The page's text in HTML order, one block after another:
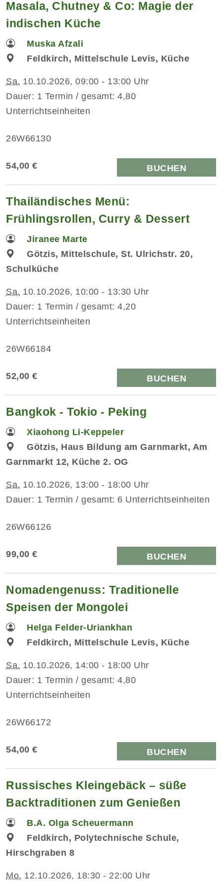
Masala, Chutney & Co: Magie der
indischen Küche
Muska Afzali
Feldkirch, Mittelschule Levis, Küche
Sa. 10.10.2026, 09:00 - 13:00 Uhr
Dauer: 1 Termin / gesamt: 4,80
Unterrichtseinheiten
26W66130
54,00 € BUCHEN
Thailändisches Menü:
Frühlingsrollen, Curry & Dessert
Jiranee Marte
Götzis, Mittelschule, St. Ulrichstr. 20,
Schulküche
Sa. 10.10.2026, 10:00 - 13:30 Uhr
Dauer: 1 Termin / gesamt: 4,20
Unterrichtseinheiten
26W66184
52,00 € BUCHEN
Bangkok - Tokio - Peking
Xiaohong Li-Keppeler
Götzis, Haus Bildung am Garnmarkt, Am
Garnmarkt 12, Küche 2. OG
Sa. 10.10.2026, 13:00 - 18:00 Uhr
Dauer: 1 Termin / gesamt: 6 Unterrichtseinheiten
26W66126
99,00 € BUCHEN
Nomadengenuss: Traditionelle
Speisen der Mongolei
Helga Felder-Uriankhan
Feldkirch, Mittelschule Levis, Küche
Sa. 10.10.2026, 14:00 - 18:00 Uhr
Dauer: 1 Termin / gesamt: 4,80
Unterrichtseinheiten
26W66172
54,00 € BUCHEN
Russisches Kleingebäck – süße
Backtraditionen zum Genießen
B.A. Olga Scheuermann
Feldkirch, Polytechnische Schule,
Hirschgraben 8
Mo. 12.10.2026, 18:30 - 22:00 Uhr